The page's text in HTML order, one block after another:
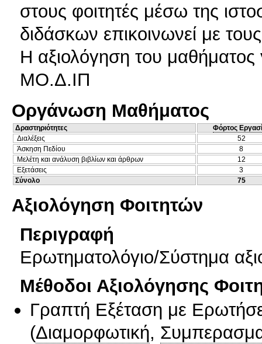
στους φοιτητές μέσω της
διδάσκων επικοινωνεί με
Η αξιολόγηση του μαθήματος
ΜΟ.Δ.ΙΠ
Οργάνωση Μαθήματος
Δραστηριότητες
Φόρτος
Διαλέξεις
52
Άσκηση Πεδίου
8
Μελέτη και ανάλυση βιβλίων και άρθρων
12
Εξετάσεις
3
Σύνολο
75
Αξιολόγηση Φοιτητών
Περιγραφή
Ερωτηματολόγιο/Σύστημα
Μέθοδοι Αξιολόγησης
Γραπτή Εξέταση με
(Διαμορφωτική,